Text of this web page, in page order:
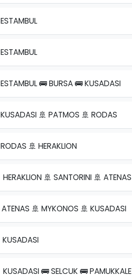
ESTAMBUL
ESTAMBUL
ESTAMBUL 🚌 BURSA 🚌 KUSADASI
KUSADASI 🚢 PATMOS 🚢 RODAS
RODAS 🚢 HERAKLION
HERAKLION 🚢 SANTORINI 🚢 ATENAS
ATENAS 🚢 MYKONOS 🚢 KUSADASI
KUSADASI
KUSADASI 🚌 SELCUK 🚌 PAMUKKALE